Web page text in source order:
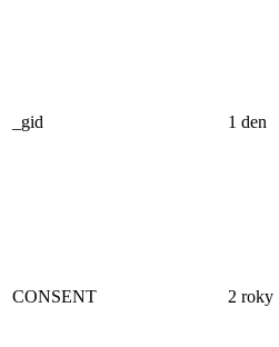
_gid 1 den
CONSENT 2 roky